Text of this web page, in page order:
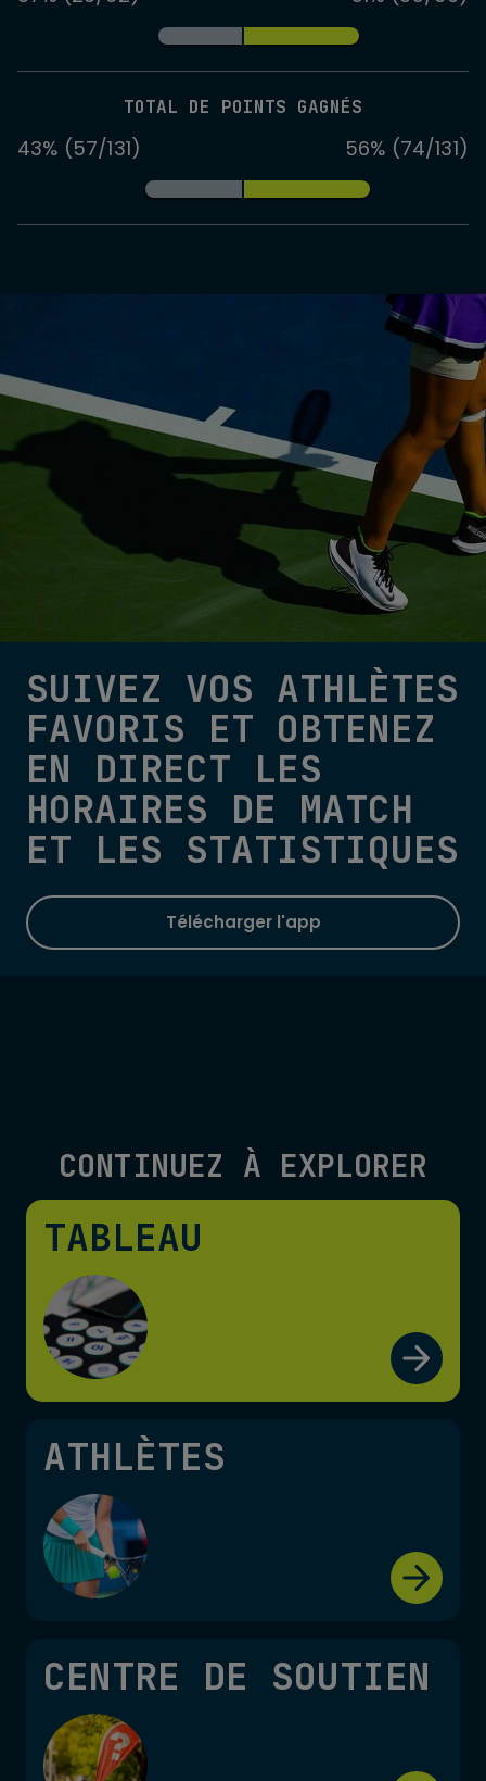
TOTAL DE POINTS GAGNÉS
43% (57/131) 56% (74/131)
SUIVEZ VOS ATHLÈTES
FAVORIS ET OBTENEZ
EN DIRECT LES
HORAIRES DE MATCH
ET LES STATISTIQUES
Télécharger l'app
CONTINUEZ À EXPLORER
TABLEAU
ATHLÈTES
CENTRE DE SOUTIEN